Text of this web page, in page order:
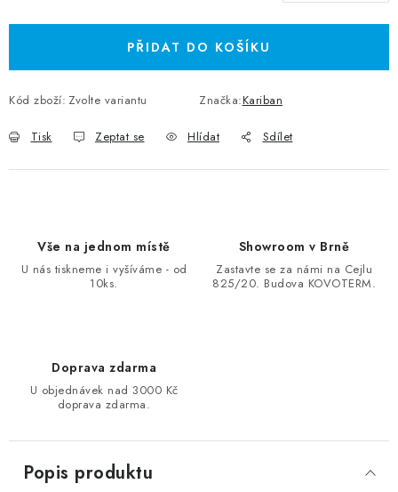
PŘIDAT DO KOŠÍKU
Kód zboží: Zvolte variantu Značka:Kariban
Tisk Zeptat se Hlídat Sdílet
Vše na jednom místě
U nás tiskneme i vyšíváme - od
10ks.
Showroom v Brně
Zastavte se za námi na Cejlu
825/20. Budova KOVOTERM.
Doprava zdarma
U objednávek nad 3000 Kč
doprava zdarma.
Popis produktu